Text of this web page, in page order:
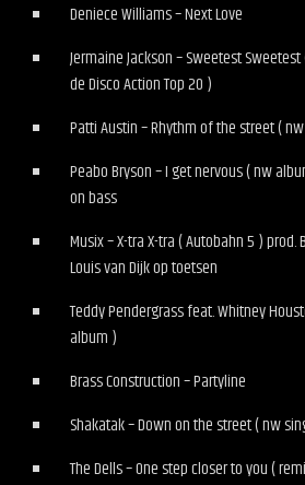
Deniece Williams – Next Love
Jermaine Jackson – Sweetest
de Disco Action Top 20 )
Patti Austin – Rhythm of the street (
Peabo Bryson – I get nervous ( nw
on bass
Musix – X-tra X-tra ( Autobahn 5 ) prod.
Louis van Dijk op toetsen
Teddy Pendergrass feat. Whitney
album )
Brass Construction – Partyline
Shakatak – Down on the street ( nw
The Dells – One step closer to you (